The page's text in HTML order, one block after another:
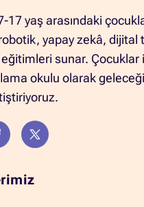
17 yaş arasındaki
yapay zekâ, dijital
sunar. Çocuklar
okulu olarak